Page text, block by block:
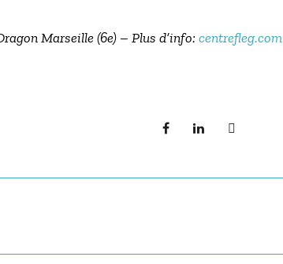
Marseille (6e) – Plus d’info:centrefleg.com